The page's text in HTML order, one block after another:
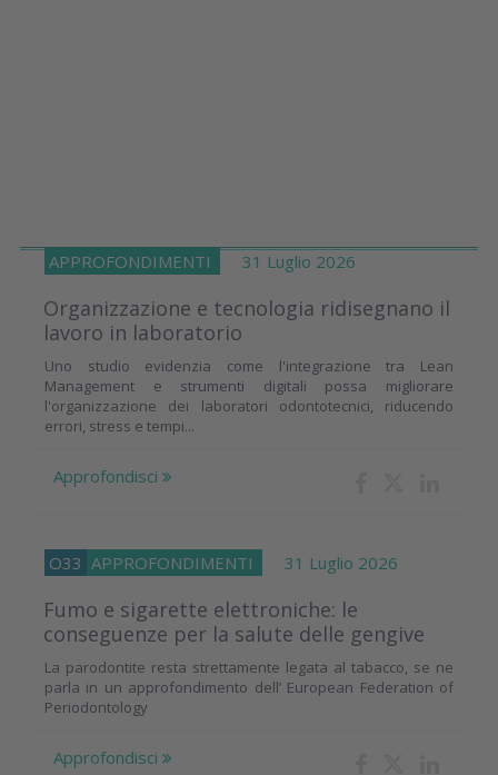
APPROFONDIMENTI 31 Luglio 2026
Organizzazione e tecnologia ridisegnano il
lavoro in laboratorio
Uno studio evidenzia come l'integrazione tra Lean
Management e strumenti digitali possa migliorare
l'organizzazione dei laboratori odontotecnici, riducendo
errori, stress e tempi...
Approfondisci
O33 APPROFONDIMENTI 31 Luglio 2026
Fumo e sigarette elettroniche: le
conseguenze per la salute delle gengive
La parodontite resta strettamente legata al tabacco, se ne
parla in un approfondimento dell’ European Federation of
Periodontology
Approfondisci